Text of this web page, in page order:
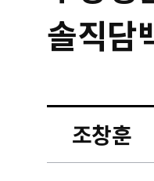
솔직담
조창훈